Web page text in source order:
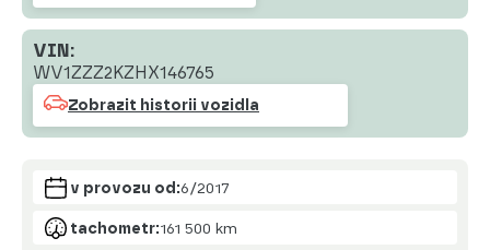
VIN:
WV1ZZZ2KZHX146765
Zobrazit historii vozidla
v provozu od:6/2017
tachometr:161 500 km